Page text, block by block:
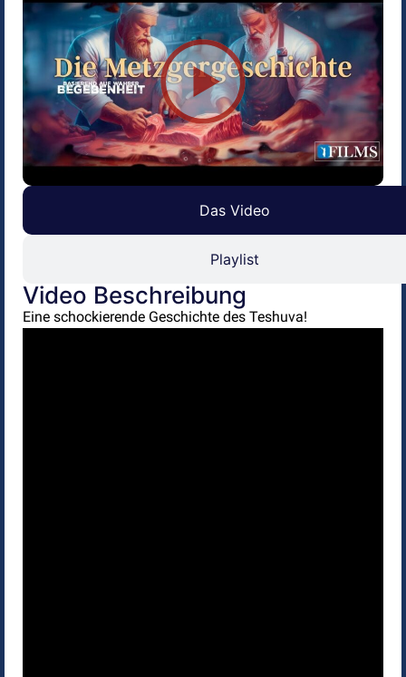
Das Video
Playlist
Video Beschreibung
Eine schockierende Geschichte des Teshuva!